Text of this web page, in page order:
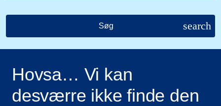
Søg search
Hovsa… Vi kan
desværre ikke finde den